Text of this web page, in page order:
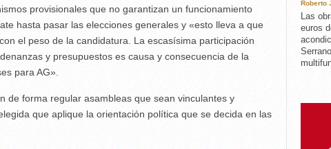
provisionales que no garantizan un funcionamiento
hasta pasar las elecciones generales y «esto lleva a que
el peso de la candidatura. La escasísima participación
y presupuestos es causa y consecuencia de la
para AG».
de forma regular asambleas que sean vinculantes y
que aplique la orientación política que se decida en las
Roberto
Las
euros